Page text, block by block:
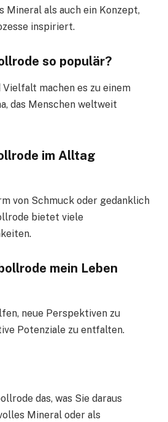
Mineral als auch ein Konzept,
inspiriert.
so populär?
machen es zu einem
das Menschen weltweit
im Alltag
von Schmuck oder gedanklich
bietet viele
mein Leben
neue Perspektiven zu
Potenziale zu entfalten.
das, was Sie daraus
Mineral oder als